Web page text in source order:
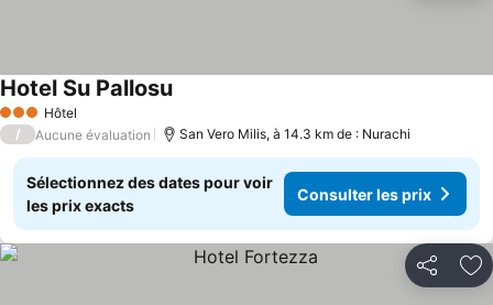
3 ÉtoilesHôtel
Hotel Su Pallosu
/ Aucune évaluation San Vero Milis, à 14.3 km de : Nurachi
Sélectionnez des dates pour voir
les prix exacts
Consulter les prix
Partager